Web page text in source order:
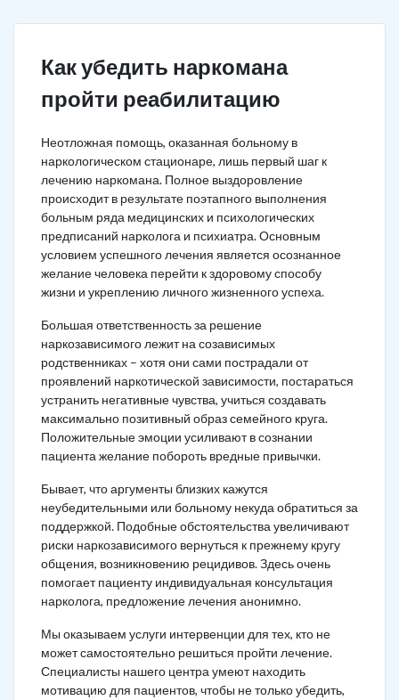
Как убедить наркомана
пройти реабилитацию
Неотложная помощь, оказанная больному в
наркологическом стационаре, лишь первый шаг к
лечению наркомана. Полное выздоровление
происходит в результате поэтапного выполнения
больным ряда медицинских и психологических
предписаний нарколога и психиатра. Основным
условием успешного лечения является осознанное
желание человека перейти к здоровому способу
жизни и укреплению личного жизненного успеха.
Большая ответственность за решение
наркозависимого лежит на созависимых
родственниках – хотя они сами пострадали от
проявлений наркотической зависимости, постараться
устранить негативные чувства, учиться создавать
максимально позитивный образ семейного круга.
Положительные эмоции усиливают в сознании
пациента желание побороть вредные привычки.
Бывает, что аргументы близких кажутся
неубедительными или больному некуда обратиться за
поддержкой. Подобные обстоятельства увеличивают
риски наркозависимого вернуться к прежнему кругу
общения, возникновению рецидивов. Здесь очень
помогает пациенту индивидуальная консультация
нарколога, предложение лечения анонимно.
Мы оказываем услуги интервенции для тех, кто не
может самостоятельно решиться пройти лечение.
Специалисты нашего центра умеют находить
мотивацию для пациентов, чтобы не только убедить,